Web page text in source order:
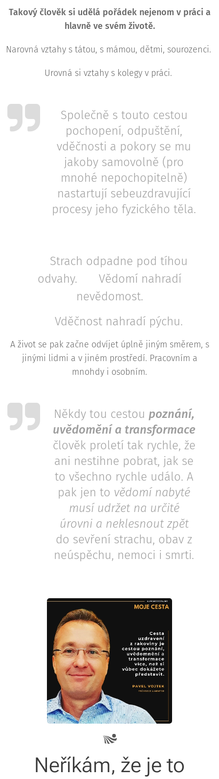
Takový člověk si udělá pořádek nejenom v práci a
hlavně ve svém životě.
Narovná vztahy s tátou, s mámou, dětmi, sourozenci.
Urovná si vztahy s kolegy v práci.
Společně s touto cestou
pochopení, odpuštění,
vděčnosti a pokory se mu
jakoby samovolně (pro
mnohé nepochopitelně)
nastartují sebeuzdravující
procesy jeho fyzického těla.
👉 Strach odpadne pod tíhou
odvahy. 👉 Vědomí nahradí
nevědomost.
👉 Vděčnost nahradí pýchu.
A život se pak začne odvíjet úplně jiným směrem, s
jinými lidmi a v jiném prostředí. Pracovním a
mnohdy i osobním.
Někdy tou cestou poznání,
uvědomění a transformace
člověk proletí tak rychle, že
ani nestihne pobrat, jak se
to všechno rychle událo. A
pak jen to vědomí nabyté
musí udržet na určité
úrovni a neklesnout zpět
do sevření strachu, obav z
neúspěchu, nemoci i smrti.
Neříkám, že je to